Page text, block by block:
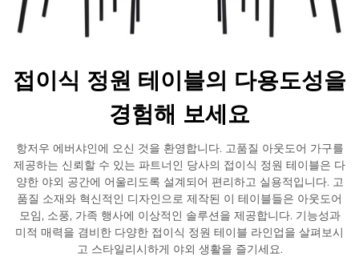
접이식 정원 테이블의 다용도성을
경험해 보세요
항저우 에버샤인에 오신 것을 환영합니다. 고품질 아웃도어 가구를
제공하는 신뢰할 수 있는 파트너인 당사의 접이식 정원 테이블은 다
양한 야외 공간에 어울리도록 설계되어 편리하고 실용적입니다. 고
품질 소재와 혁신적인 디자인으로 제작된 이 테이블들은 아웃도어
모임, 소풍, 가족 행사에 이상적인 솔루션을 제공합니다. 기능성과
미적 매력을 겸비한 다양한 접이식 정원 테이블 라인업을 살펴보시
고 스타일리시하게 야외 생활을 즐기세요.